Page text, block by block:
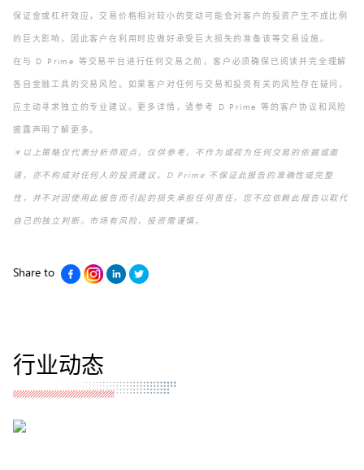
保证金或杠杆效应，交易价格相对较小的变动可能会对客户的投资产生不成比例
的巨大影响，因此客户在利用时应做好承受巨大损失的准备该等交易设施。
在与 D Prime 等交易平台进行任何交易之前，客户必须确保已阅读并完全理解
各自金融工具的交易风险。如果客户对任何与交易和投资有关的风险存在疑问，
应主动寻求独立的专业建议。更多详情，请参考 D Prime 等的客户协议和风险
披露声明了解更多。
＊以上策略仅代表分析师观点，仅供参考，不作为或视为任何交易的依据或邀
请，亦不构成对任何人的投资建议。D Prime 不保证此报告的准确性或完整
性，并不对因使用此报告而引起的损失承担任何责任，您不应依赖此报告以取代
自己的独立判断。市场有风险，投资需谨慎。
Share to
行业动态